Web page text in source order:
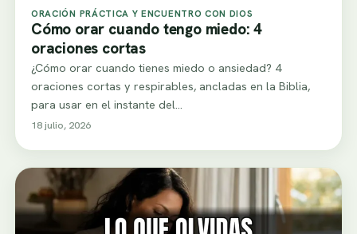
ORACIÓN PRÁCTICA Y ENCUENTRO CON DIOS
Cómo orar cuando tengo miedo: 4
oraciones cortas
¿Cómo orar cuando tienes miedo o ansiedad? 4
oraciones cortas y respirables, ancladas en la Biblia,
para usar en el instante del…
18 julio, 2026